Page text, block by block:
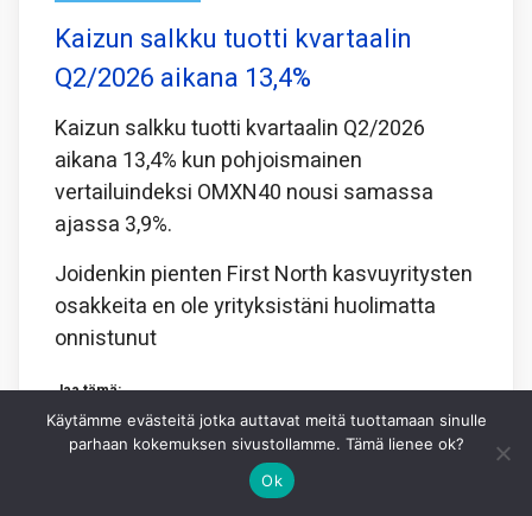
Kaizun salkku tuotti kvartaalin
Q2/2026 aikana 13,4%
Kaizun salkku tuotti kvartaalin Q2/2026
aikana 13,4% kun pohjoismainen
vertailuindeksi OMXN40 nousi samassa
ajassa 3,9%.
Joidenkin pienten First North kasvuyritysten
osakkeita en ole yrityksistäni huolimatta
onnistunut
Jaa tämä:
Facebook X WhatsApp
Käytämme evästeitä jotka auttavat meitä tuottamaan sinulle
parhaan kokemuksen sivustollamme. Tämä lienee ok?
Ok